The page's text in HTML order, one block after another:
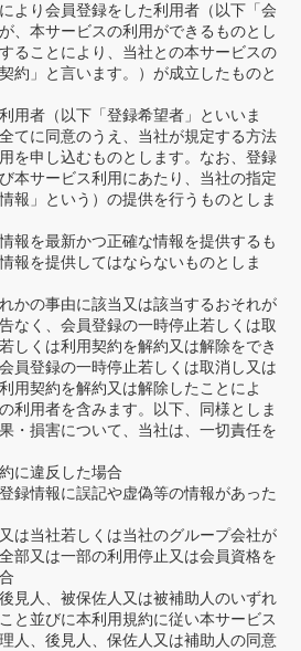
より会員登録をした利用者（以下「会
、本サービスの利用ができるものとし
ることにより、当社との本サービスの
約」と言います。）が成立したものと
用者（以下「登録希望者」といいま
てに同意のうえ、当社が規定する方法
を申し込むものとします。なお、登録
本サービス利用にあたり、当社の指定
報」という）の提供を行うものとしま
報を最新かつ正確な情報を提供するも
報を提供してはならないものとしま
かの事由に該当又は該当するおそれが
なく、会員登録の一時停止若しくは取
しくは利用契約を解約又は解除をでき
員登録の一時停止若しくは取消し又は
用契約を解約又は解除したことによ
利用者を含みます。以下、同様としま
・損害について、当社は、一切責任を
に違反した場合
録情報に誤記や虚偽等の情報があった
は当社若しくは当社のグループ会社が
部又は一部の利用停止又は会員資格を
見人、被保佐人又は被補助人のいずれ
と並びに本利用規約に従い本サービス
人、後見人、保佐人又は補助人の同意